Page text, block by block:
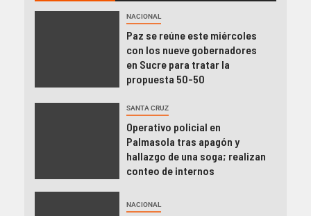
NACIONAL
Paz se reúne este miércoles
con los nueve gobernadores
en Sucre para tratar la
propuesta 50-50
SANTA CRUZ
Operativo policial en
Palmasola tras apagón y
hallazgo de una soga; realizan
conteo de internos
NACIONAL